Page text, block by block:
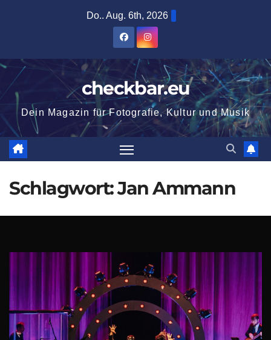
Do.. Aug. 6th, 2026
checkbar.eu
Dein Magazin für Fotografie, Kultur und Musik
Schlagwort:Jan Ammann